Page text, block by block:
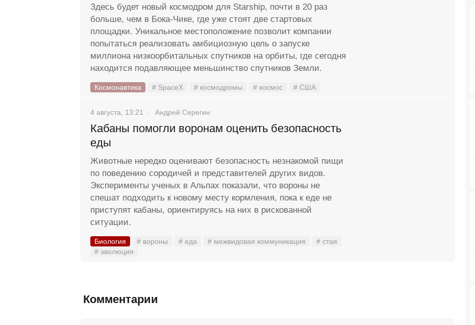
Здесь будет новый космодром для Starship, почти в 20 раз
больше, чем в Бока-Чике, где уже стоят две стартовых
площадки. Уникальное местоположение позволит компании
попытаться реализовать амбициозную цель о запуске
миллиона низкоорбитальных спутников на орбиты, где сегодня
находится подавляющее меньшинство спутников Земли.
Космонавтика # SpaceX # космодромы # космос # США
4 августа, 13:21 Андрей Серегин
Кабаны помогли воронам оценить безопасность
еды
Животные нередко оценивают безопасность незнакомой пищи
по поведению сородичей и представителей других видов.
Эксперименты ученых в Альпах показали, что вороны не
спешат подходить к новому месту кормления, пока к еде не
приступят кабаны, ориентируясь на них в рискованной
ситуации.
Биология # вороны # еда # межвидовая коммуникация
# стая
# эволюция
Комментарии